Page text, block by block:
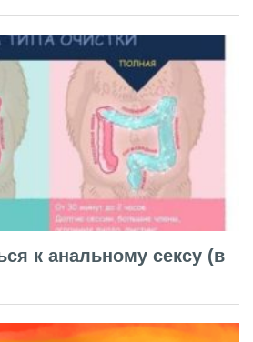
к анальному сексу (в